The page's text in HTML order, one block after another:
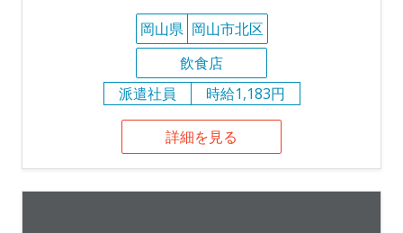
岡山県 岡山市北区
飲食店
派遣社員
時給1,183円
詳細を見る